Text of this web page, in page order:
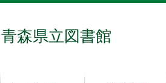
青森県立図書館